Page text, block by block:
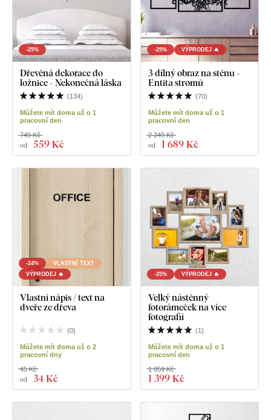
-25%
Dřevěná dekorace do
ložnice - Nekonečná láska
(134)
Můžete mít doma už o 1
pracovní den
od 559 Kč
749 Kč
-25% VÝPRODEJ 🔥
3 dílný obraz na stěnu -
Entita stromů
(70)
Můžete mít doma už o 1
pracovní den
od 1 689 Kč
2 249 Kč
-24%
VLASTNÍ TEXT
VÝPRODEJ 🔥
Vlastní nápis / text na
dveře ze dřeva
(0)
Můžete mít doma už o 2
pracovní dny
od 34 Kč
45 Kč
-25% VÝPRODEJ 🔥
Velký nástěnný
fotorámeček na více
fotografií
(1)
Můžete mít doma už o 1
pracovní den
1 399 Kč
1 859 Kč